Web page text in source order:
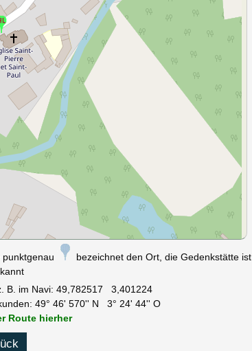
bezeichnet den Ort, die Gedenkstätte ist
B. im Navi: 49,782517 3,401224
49° 46' 570'' N 3° 24' 44'' O
Route hierher